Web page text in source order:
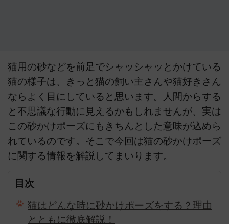
猫用の砂などを前足でシャッシャッとかけている
猫の様子は、きっと猫の飼い主さんや猫好きさん
ならよく目にしていると思います。人間からする
と不思議な行動に見えるかもしれませんが、実は
この砂かけポーズにもきちんとした意味が込めら
れているのです。そこで今回は猫の砂かけポーズ
に関する情報を解説してまいります。
目次
猫はどんな時に砂かけポーズをする？理由
とともに徹底解説！